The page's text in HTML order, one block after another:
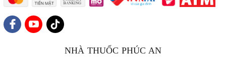
NHÀ THUỐC PHÚC AN